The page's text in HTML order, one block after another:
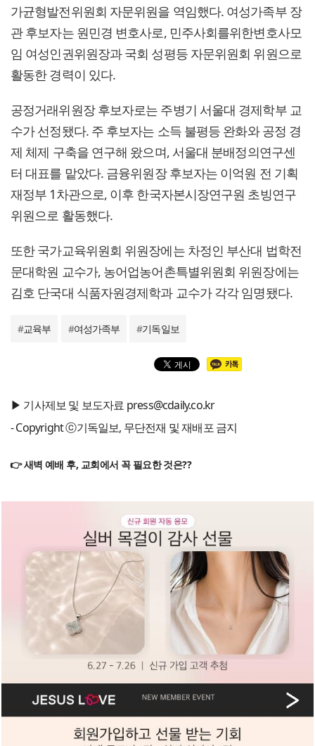
가균형발전위원회 자문위원을 역임했다. 여성가족부 장
관 후보자는 원민경 변호사로, 민주사회를위한변호사모
임 여성인권위원장과 국회 성평등 자문위원회 위원으로
활동한 경력이 있다.
공정거래위원장 후보자로는 주병기 서울대 경제학부 교
수가 선정됐다. 주 후보자는 소득 불평등 완화와 공정 경
제 체제 구축을 연구해 왔으며, 서울대 분배정의연구센
터 대표를 맡았다. 금융위원장 후보자는 이억원 전 기획
재정부 1차관으로, 이후 한국자본시장연구원 초빙연구
위원으로 활동했다.
또한 국가교육위원회 위원장에는 차정인 부산대 법학전
문대학원 교수가, 농어업농어촌특별위원회 위원장에는
김호 단국대 식품자원경제학과 교수가 각각 임명됐다.
#교육부 #여성가족부 #기독일보
▶ 기사제보 및 보도자료 press@cdaily.co.kr
- Copyright ⓒ기독일보, 무단전재 및 재배포 금지
👉 새벽 예배 후, 교회에서 꼭 필요한 것은??